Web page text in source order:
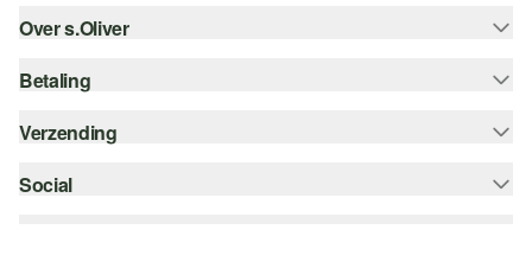
Help - FAQ
Top categorieën
Over s.Oliver
Nieuwsbrief
Betaling
Koop op rekening
Verzending
bpost
Social